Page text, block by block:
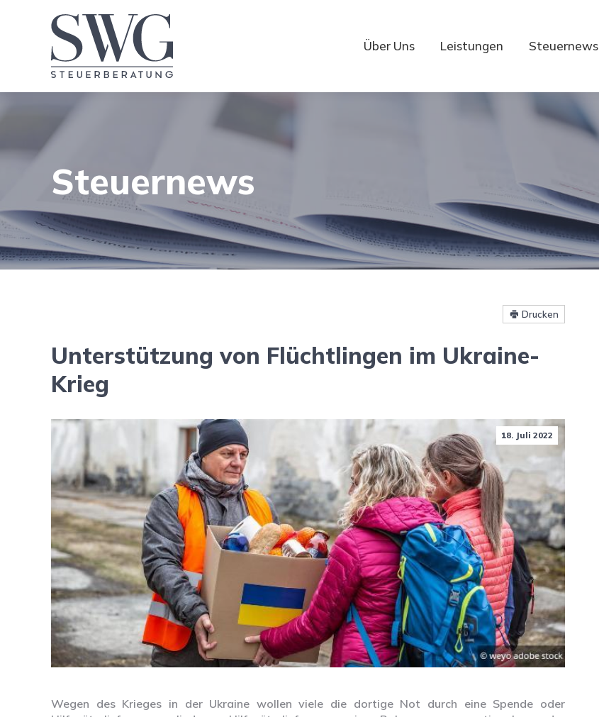
Über Uns Leistungen Steuernews
Steuernews
Drucken
Unterstützung von Flüchtlingen im Ukraine-
Krieg
18. Juli 2022
Wegen des Krieges in der Ukraine wollen viele die dortige Not durch eine Spende oder